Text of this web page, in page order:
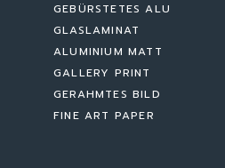
GEBÜRSTETES ALU
GLASLAMINAT
ALUMINIUM MATT
GALLERY PRINT
GERAHMTES BILD
FINE ART PAPER